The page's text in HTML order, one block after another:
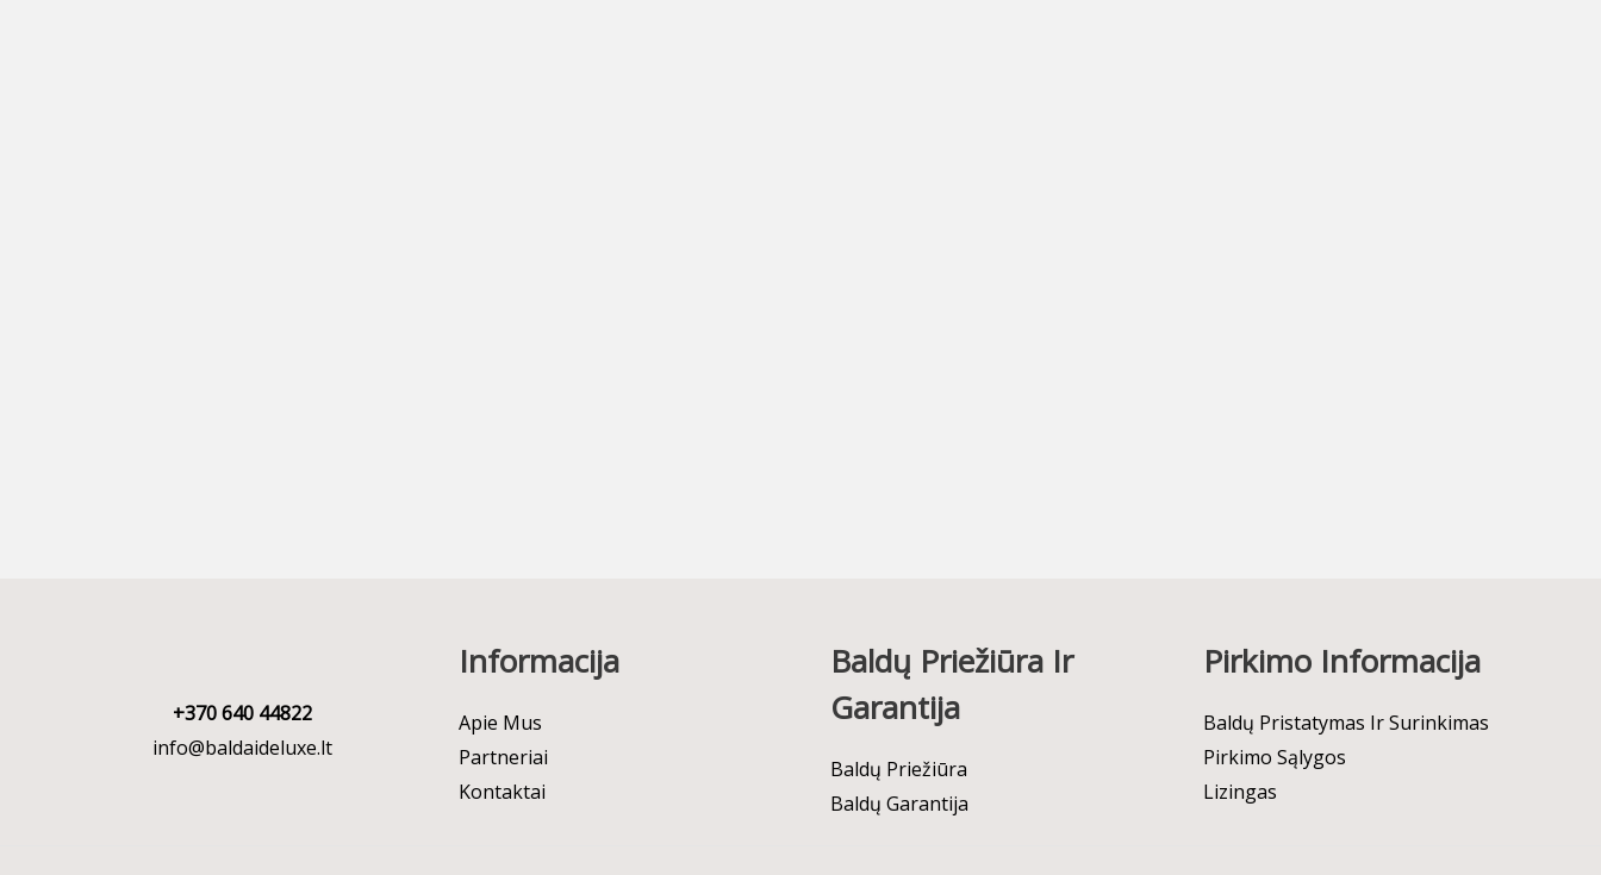
+370 640 44822
info@baldaideluxe.lt
Informacija
Apie Mus
Partneriai
Kontaktai
Baldų Priežiūra Ir
Garantija
Baldų Priežiūra
Baldų Garantija
Pirkimo Informacija
Baldų Pristatymas Ir Surinkimas
Pirkimo Sąlygos
Lizingas